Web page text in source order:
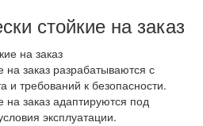
стойкие на заказ
на заказ разрабатываются с
и требований к безопасности.
на заказ адаптируются под
эксплуатации.